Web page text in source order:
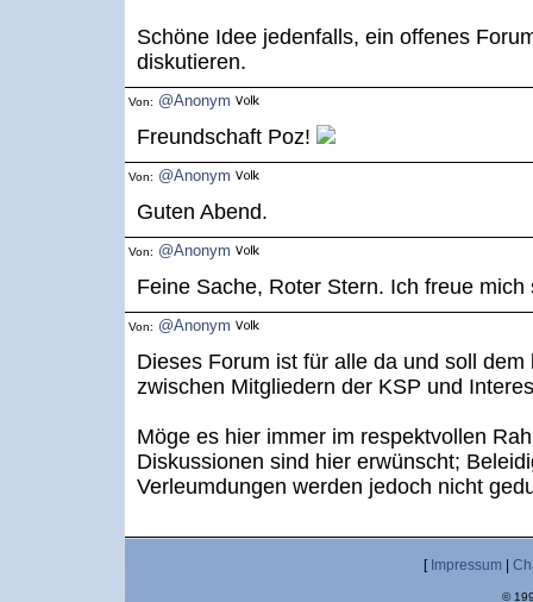
Schöne Idee jedenfalls, ein offenes
diskutieren.
Von: @Anonym
Freundschaft Poz!
Von: @Anonym
Guten Abend.
Von: @Anonym
Feine Sache, Roter Stern. Ich freue mich
Von: @Anonym
Dieses Forum ist für alle da und soll
zwischen Mitgliedern der KSP und
Möge es hier immer im respektvollen
Diskussionen sind hier erwünscht;
Verleumdungen werden jedoch nicht
[ Impressum
©